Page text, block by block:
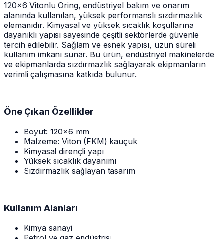
120x6 Vitonlu Oring, endüstriyel bakım ve onarım
alanında kullanılan, yüksek performanslı sızdırmazlık
elemanıdır. Kimyasal ve yüksek sıcaklık koşullarına
dayanıklı yapısı sayesinde çeşitli sektörlerde güvenle
tercih edilebilir. Sağlam ve esnek yapısı, uzun süreli
kullanım imkanı sunar. Bu ürün, endüstriyel makinelerde
ve ekipmanlarda sızdırmazlık sağlayarak ekipmanların
verimli çalışmasına katkıda bulunur.
Öne Çıkan Özellikler
Boyut: 120x6 mm
Malzeme: Viton (FKM) kauçuk
Kimyasal dirençli yapı
Yüksek sıcaklık dayanımı
Sızdırmazlık sağlayan tasarım
Kullanım Alanları
Kimya sanayi